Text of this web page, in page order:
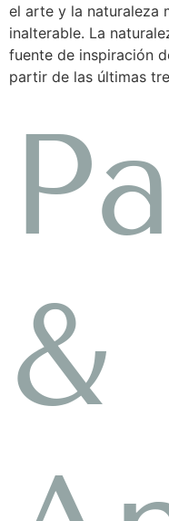
el arte y la naturaleza
inalterable. La
fuente de inspiración
partir de las últimas
&